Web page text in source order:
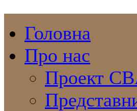
Головна
Про нас
Проект